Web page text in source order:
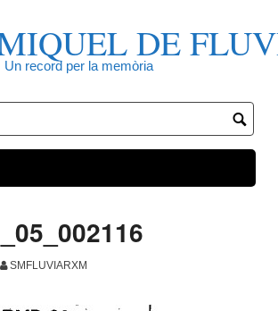
DE
Un record per la memòria
SMFLUVIARXM